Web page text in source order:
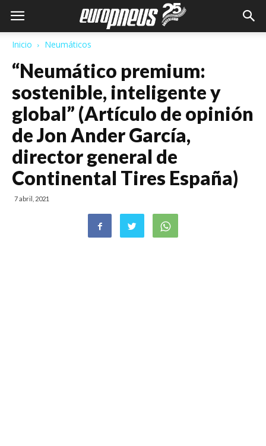
Inicio Neumáticos
“Neumático premium:
sostenible, inteligente y
global” (Artículo de opinión
de Jon Ander García,
director general de
Continental Tires España)
7 abril, 2021